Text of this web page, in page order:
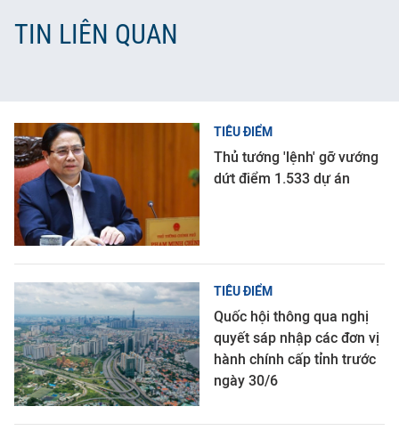
TIN LIÊN QUAN
TIÊU ĐIỂM
Thủ tướng 'lệnh' gỡ vướng
dứt điểm 1.533 dự án
TIÊU ĐIỂM
Quốc hội thông qua nghị
quyết sáp nhập các đơn vị
hành chính cấp tỉnh trước
ngày 30/6